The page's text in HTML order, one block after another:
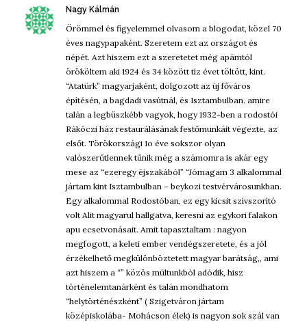
Nagy Kálmán
Örömmel és figyelemmel olvasom a blogodat, közel 70
éves nagypapaként. Szeretem ezt az országot és
népét. Azt hiszem ezt a szeretetet még apámtól
örököltem aki 1924 és 34 között tíz évet töltött, kint.
“Atatürk” magyarjaként, dolgozott az új főváros
építésén, a bagdadi vasútnál, és Isztambulban. amire
talán a legbüszkébb vagyok, hogy 1932-ben a rodostói
Rákóczi ház restaurálásának festőmunkáit végezte, az
elsőt. Törökországi 1o éve sokszor olyan
valószerűtlennek tűnik még a számomra is akár egy
mese az “ezeregy éjszakából” “Jómagam 3 alkalommal
jártam kint Isztambulban – beykozi testvérvárosunkban.
Egy alkalommal Rodostóban, ez egy kicsit szívszorító
volt Alit magyarul hallgatva, keresni az egykori falakon
apu ecsetvonásait. Amit tapasztaltam : nagyon
megfogott, a keleti ember vendégszeretete, és a jól
érzékelhető megkülönböztetett magyar barátság,, ami
azt hiszem a “” közös múltunkból adódik, hisz
történelemtanárként és talán mondhatom
“helytörténészként” ( Szigetváron jártam
középiskolába- Mohácson élek) is nagyon sok szál van